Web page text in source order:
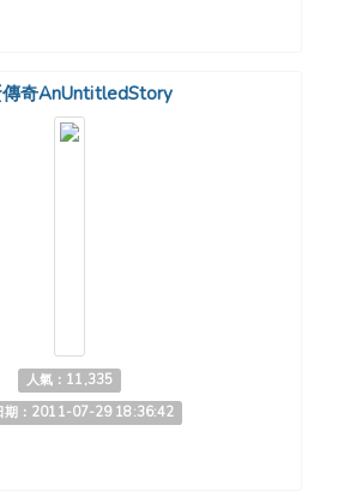
奇AnUntitledStory
人氣：11,335
期：2011-07-29 18:36:42